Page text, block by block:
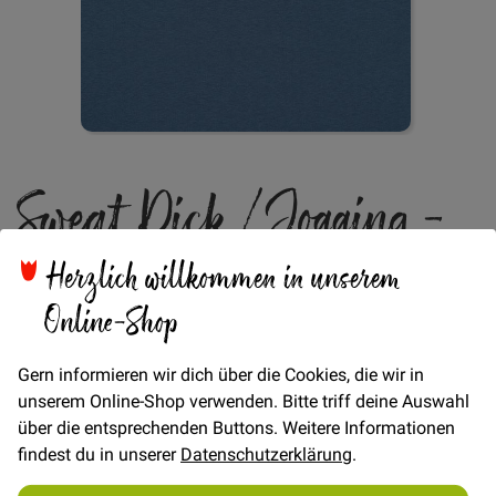
Herzlich willkommen in unserem
Online-Shop
Gern informieren wir dich über die Cookies, die wir in
unserem Online-Shop verwenden. Bitte triff deine Auswahl
über die entsprechenden Buttons. Weitere Informationen
findest du in unsererDatenschutzerklärung.
der
Bildgalerie
Sweat Dick / Jogging -
Mittelblau
Verfügbarkeit Auf Lager
17,00 €
€/METER(Freie Eingabe)
Menge